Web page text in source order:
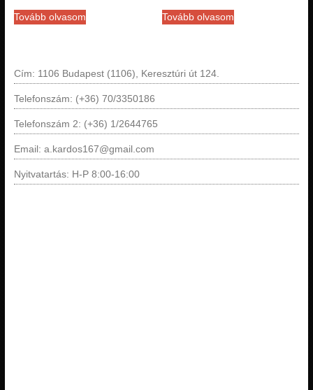
Tovább olvasom Tovább olvasom
Cím: 1106 Budapest (1106), Keresztúri út 124.
Telefonszám: (+36) 70/3350186
Telefonszám 2: (+36) 1/2644765
Email: a.kardos167@gmail.com
Nyitvatartás: H-P 8:00-16:00